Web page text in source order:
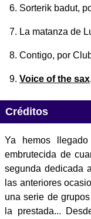
Sorterik badut,
La matanza de
Contigo, por
Voice of the sax
Créditos
Ya hemos
embrutecida de
segunda dedicada
las anteriores
una serie de
la prestada...